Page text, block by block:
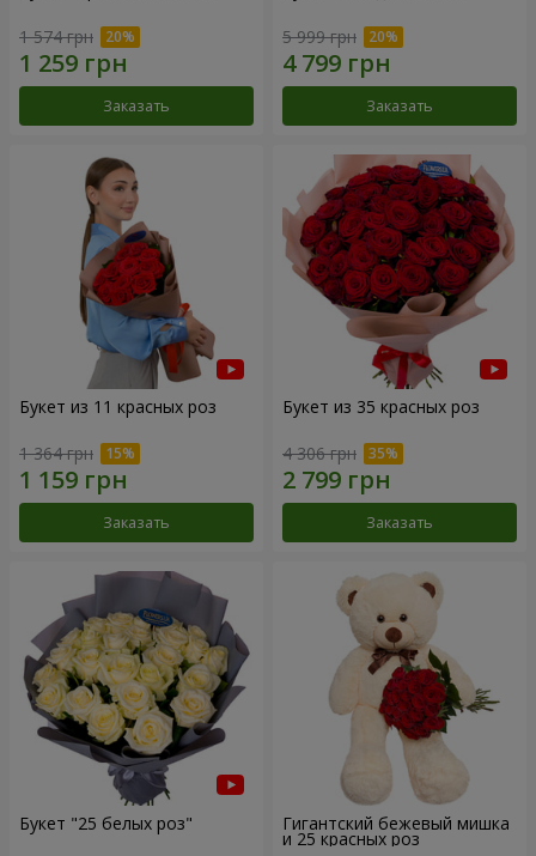
1 574 грн
Заказать
5 999 грн
Заказать
Букет из 11 красных роз
1 364 грн
Заказать
Букет из 35 красных роз
4 306 грн
Заказать
Букет "25 белых роз" Гигантский бежевый мишка
и 25 красных роз